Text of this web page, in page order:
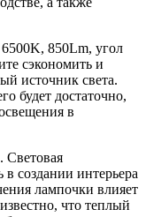
850Lm, угол
сэкономить и
источник света.
будет достаточно,
в
Световая
создании интерьера
лампочки влияет
что теплый